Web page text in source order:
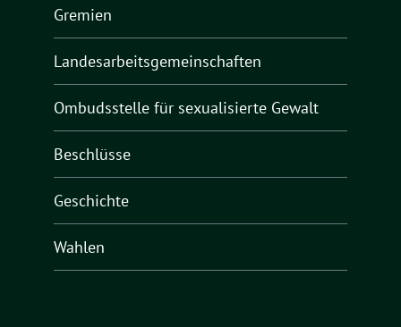
Gremien
Landesarbeitsgemeinschaften
Ombudsstelle für sexualisierte Gewalt
Beschlüsse
Geschichte
Wahlen